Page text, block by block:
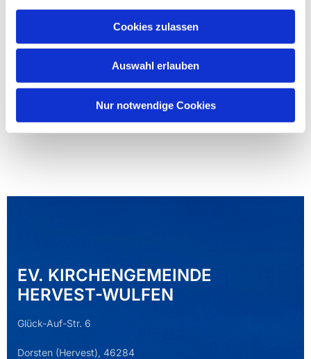
Cookies zulassen
Auswahl erlauben
Nur notwendige Cookies
EV. KIRCHENGEMEINDE
HERVEST-WULFEN
Glück-Auf-Str. 6
Dorsten (Hervest), 46284